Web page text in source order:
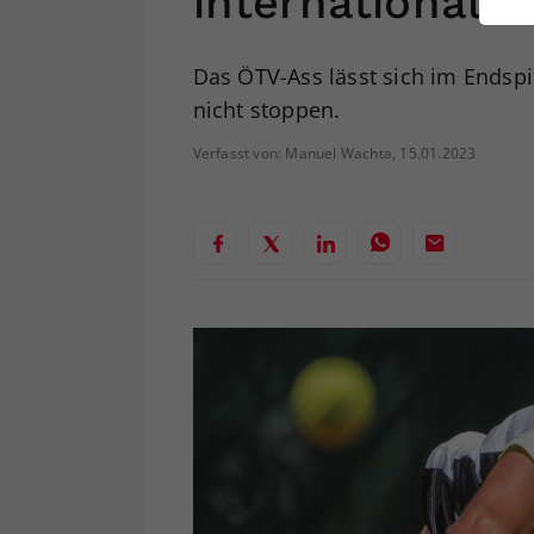
Das ÖTV-Ass lässt sich im
nicht stoppen.
Verfasst von: Manuel Wachta, 15.01.2023